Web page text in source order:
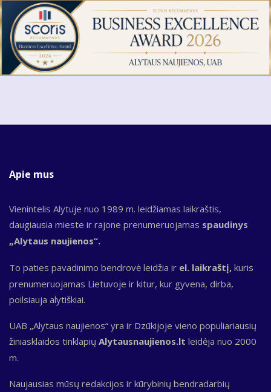
Apie mus
Vienintelis Alytuje nuo 1989 m. leidžiamas laikraštis,
daugiausia mieste ir rajone prenumeruojamas spaudinys
„Alytaus naujienos“.
To paties pavadinimo bendrovė leidžia ir el. laikraštį, kuris
prenumeruojamas Lietuvoje ir kitur, kur gyvena, dirba,
poilsiauja alytiškiai.
UAB „Alytaus naujienos“ yra ir Dzūkijoje vieno populiariausių
žiniasklaidos tinklapių Alytausnaujienos.lt leidėja nuo 2000
m.
Naujausias mūsų redakcijos ir kūrybinių bendradarbių